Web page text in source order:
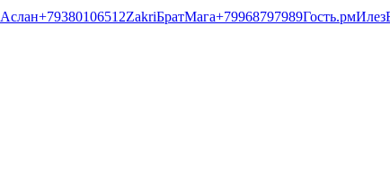
Аслан+79380106512ZakriБратМага+79968797989Гость.рмИлез